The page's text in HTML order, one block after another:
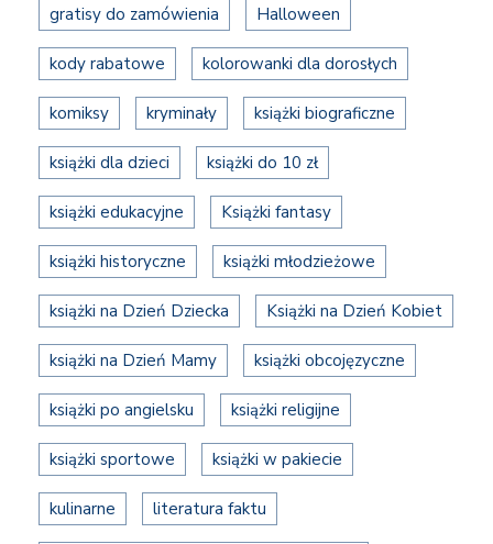
gratisy do zamówienia Halloween
kody rabatowe kolorowanki dla dorosłych
komiksy kryminały książki biograficzne
książki dla dzieci książki do 10 zł
książki edukacyjne Książki fantasy
książki historyczne książki młodzieżowe
książki na Dzień Dziecka Książki na Dzień Kobiet
książki na Dzień Mamy książki obcojęzyczne
książki po angielsku książki religijne
książki sportowe książki w pakiecie
kulinarne literatura faktu